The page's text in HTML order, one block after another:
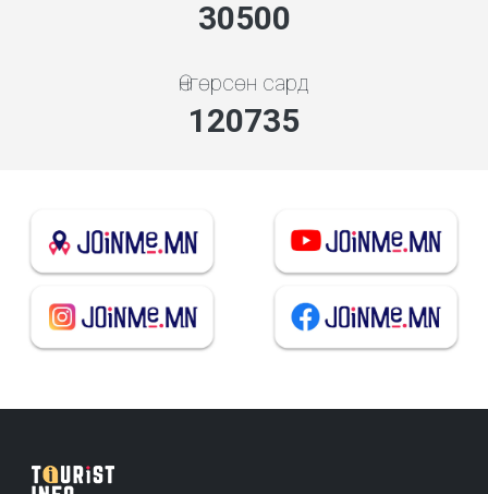
34019
Өнгөрсөн сард
134666